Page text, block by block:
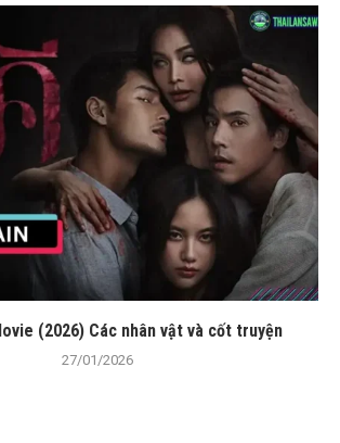
(2026) Các nhân vật và cốt truyện
27/01/2026